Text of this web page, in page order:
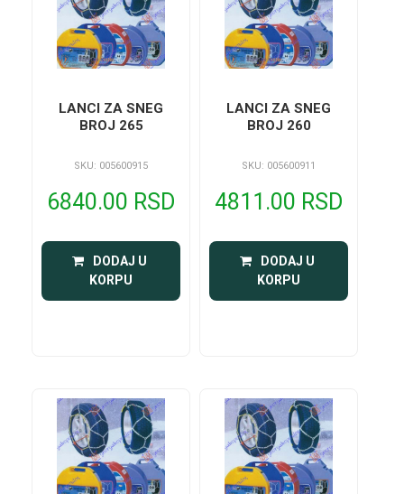
LANCI ZA SNEG
BROJ 265
SKU: 005600915
6840.00 RSD
DODAJ U
KORPU
LANCI ZA SNEG
BROJ 260
SKU: 005600911
4811.00 RSD
DODAJ U
KORPU